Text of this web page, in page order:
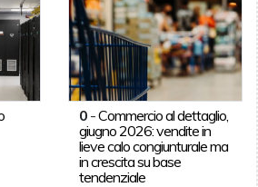
0 -Commercio al dettaglio,
giugno 2026: vendite in
lieve calo congiunturale ma
in crescita su base
tendenziale